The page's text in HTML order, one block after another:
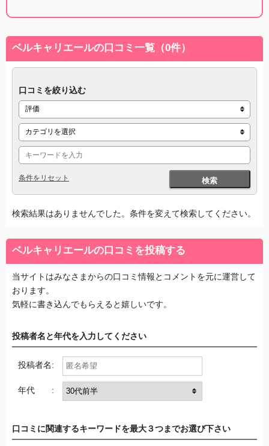
ベルキャリエールの口コミ一覧（0件）
口コミを絞り込む
検索
条件をリセット
検索結果はありませんでした。条件を変えて検索してください。
ベルキャリエールの口コミを投稿する
当サイトはみなさまからの口コミ情報とコメントを元に運営して
おります。
気軽に書き込んでもらえると嬉しいです。
投稿者名と年代を入力してください
投稿者名:
年代 :
口コミに関連するキーワードを最大３つまでお選び下さい